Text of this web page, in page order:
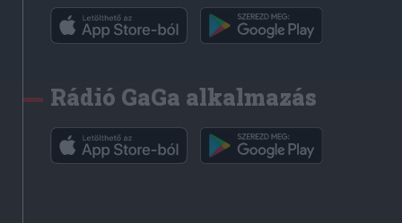
Rádió GaGa alkalmazás